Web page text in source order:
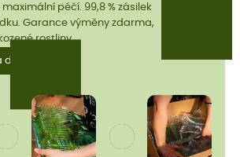
péčí. 99,8 % zásilek
Garance výměny zdarma,
rostliny.
dopravě